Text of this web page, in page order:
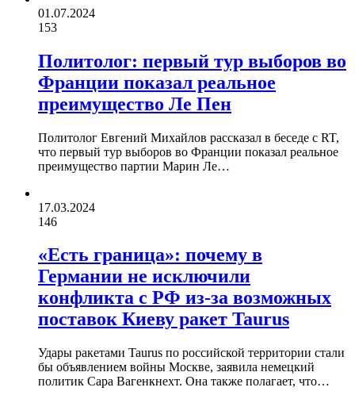
01.07.2024
153
Политолог: первый тур выборов во
Франции показал реальное
преимущество Ле Пен
Политолог Евгений Михайлов рассказал в беседе с RT,
что первый тур выборов во Франции показал реальное
преимущество партии Марин Ле…
17.03.2024
146
«Есть граница»: почему в
Германии не исключили
конфликта с РФ из-за возможных
поставок Киеву ракет Taurus
Удары ракетами Taurus по российской территории стали
бы объявлением войны Москве, заявила немецкий
политик Сара Вагенкнехт. Она также полагает, что…